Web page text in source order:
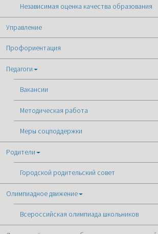
Независимая оценка качества образования
Управление
Профориентация
Педагоги
Вакансии
Методическая работа
Меры соцподдержки
Родители
Городской родительский совет
Олимпиадное движение
Всероссийская олимпиада школьников